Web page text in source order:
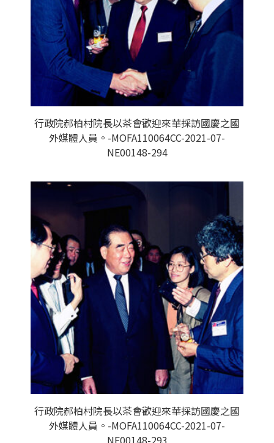
行政院郝柏村院長以茶會歡迎來華採訪國慶之國
外媒體人員。-MOFA110064CC-2021-07-
NE00148-294
行政院郝柏村院長以茶會歡迎來華採訪國慶之國
外媒體人員。-MOFA110064CC-2021-07-
NE00148-293